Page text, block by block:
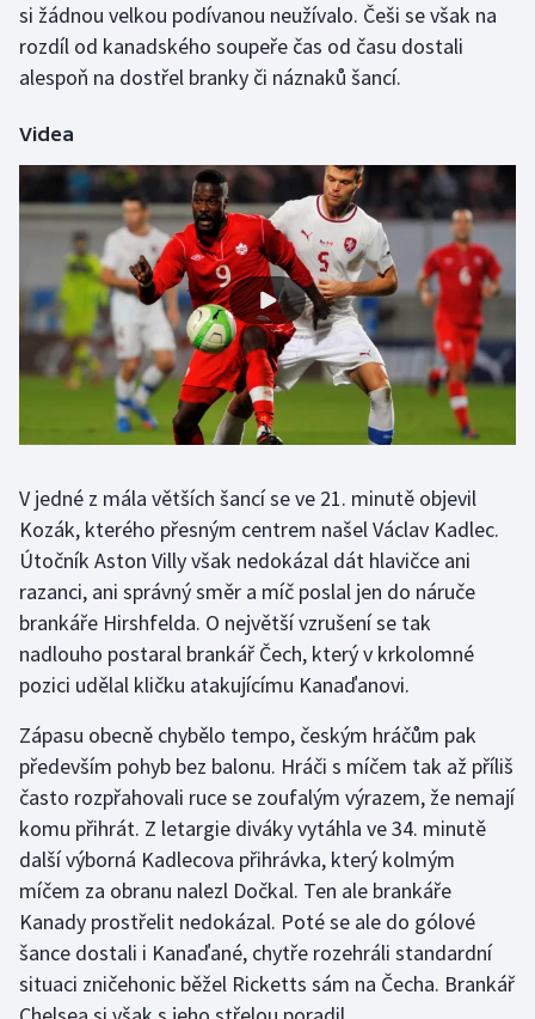
Triatlon
Veslování
Vodní slalom
Volejbal
Ostatní
si žádnou velkou podívanou neužívalo. Češi se však na
rozdíl od kanadského soupeře čas od času dostali
alespoň na dostřel branky či náznaků šancí.
Videa
V jedné z mála větších šancí se ve 21. minutě objevil
Kozák, kterého přesným centrem našel Václav Kadlec.
Útočník Aston Villy však nedokázal dát hlavičce ani
razanci, ani správný směr a míč poslal jen do náruče
brankáře Hirshfelda. O největší vzrušení se tak
nadlouho postaral brankář Čech, který v krkolomné
pozici udělal kličku atakujícímu Kanaďanovi.
Zápasu obecně chybělo tempo, českým hráčům pak
především pohyb bez balonu. Hráči s míčem tak až příliš
často rozpřahovali ruce se zoufalým výrazem, že nemají
komu přihrát. Z letargie diváky vytáhla ve 34. minutě
další výborná Kadlecova přihrávka, který kolmým
míčem za obranu nalezl Dočkal. Ten ale brankáře
Kanady prostřelit nedokázal. Poté se ale do gólové
šance dostali i Kanaďané, chytře rozehráli standardní
situaci zničehonic běžel Ricketts sám na Čecha. Brankář